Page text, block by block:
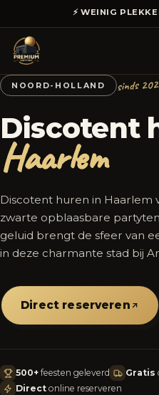
⚡ WEINIG
NOORD-HOLLAND sinds
Discotent
Haarlem
Discotent huren in Haarlem
zwarte opblaasbare
geluid brengt de sfeer van
in deze charmante stad bij
Direct reserveren
500+ feesten geleverd Gratis
Direct online reserveren